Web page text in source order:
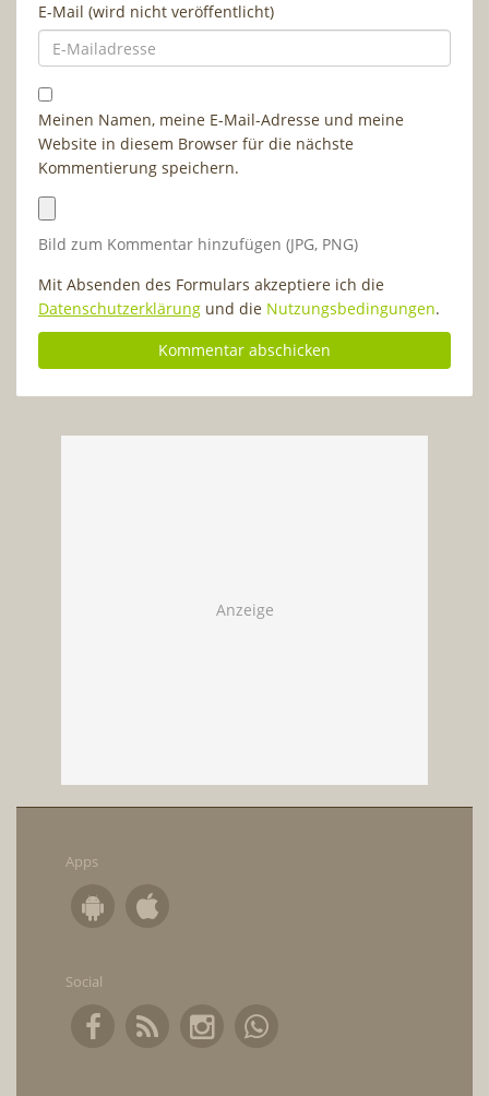
E-Mail (wird nicht veröffentlicht)
Meinen Namen, meine E-Mail-Adresse und meine
Website in diesem Browser für die nächste
Kommentierung speichern.
Bild zum Kommentar hinzufügen (JPG, PNG)
Mit Absenden des Formulars akzeptiere ich die
Datenschutzerklärung und die Nutzungsbedingungen.
Apps
Social